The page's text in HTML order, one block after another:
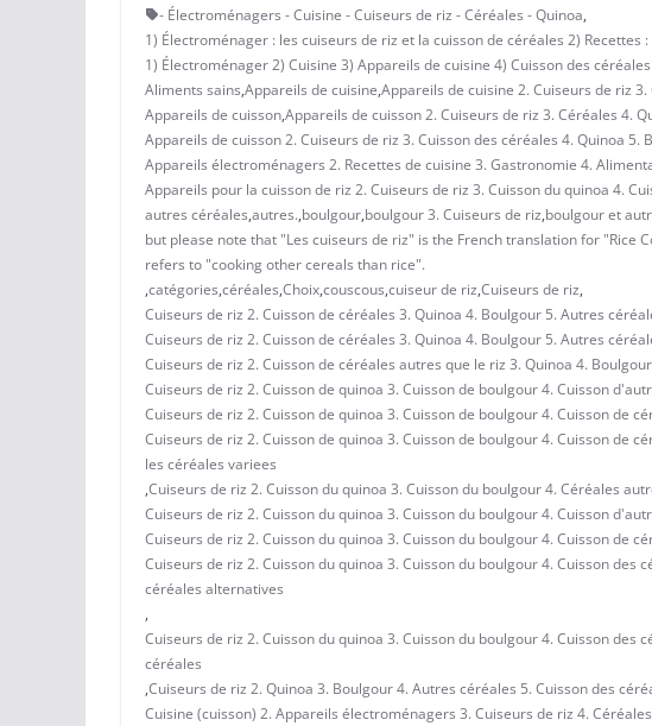
- Électroménagers - Cuisine - Cuiseurs de riz - Céréales - Quinoa,
1) Électroménager : les cuiseurs de riz et la cuisson de céréales 2) Recettes :
1) Électroménager 2) Cuisine 3) Appareils de cuisine 4) Cuisson des
Aliments sains,Appareils de cuisine,Appareils de cuisine 2. Cuiseurs de riz
Appareils de cuisson,Appareils de cuisson 2. Cuiseurs de riz 3. Céréales 4.
Appareils de cuisson 2. Cuiseurs de riz 3. Cuisson des céréales 4. Quinoa 5.
Appareils électroménagers 2. Recettes de cuisine 3. Gastronomie 4.
Appareils pour la cuisson de riz 2. Cuiseurs de riz 3. Cuisson du quinoa 4.
autres céréales,autres.,boulgour,boulgour 3. Cuiseurs de riz,boulgour et
but please note that "Les cuiseurs de riz" is the French translation for "Rice
refers to "cooking other cereals than rice".
,catégories,céréales,Choix,couscous,cuiseur de riz,Cuiseurs de riz,
Cuiseurs de riz 2. Cuisson de céréales 3. Quinoa 4. Boulgour 5. Autres
Cuiseurs de riz 2. Cuisson de céréales 3. Quinoa 4. Boulgour 5. Autres
Cuiseurs de riz 2. Cuisson de céréales autres que le riz 3. Quinoa 4.
Cuiseurs de riz 2. Cuisson de quinoa 3. Cuisson de boulgour 4. Cuisson
Cuiseurs de riz 2. Cuisson de quinoa 3. Cuisson de boulgour 4. Cuisson de
Cuiseurs de riz 2. Cuisson de quinoa 3. Cuisson de boulgour 4. Cuisson de
les céréales variees
,Cuiseurs de riz 2. Cuisson du quinoa 3. Cuisson du boulgour 4. Céréales
Cuiseurs de riz 2. Cuisson du quinoa 3. Cuisson du boulgour 4. Cuisson
Cuiseurs de riz 2. Cuisson du quinoa 3. Cuisson du boulgour 4. Cuisson de
Cuiseurs de riz 2. Cuisson du quinoa 3. Cuisson du boulgour 4. Cuisson des
céréales alternatives
,
Cuiseurs de riz 2. Cuisson du quinoa 3. Cuisson du boulgour 4. Cuisson
céréales
,Cuiseurs de riz 2. Quinoa 3. Boulgour 4. Autres céréales 5. Cuisson des
Cuisine (cuisson) 2. Appareils électroménagers 3. Cuiseurs de riz 4.